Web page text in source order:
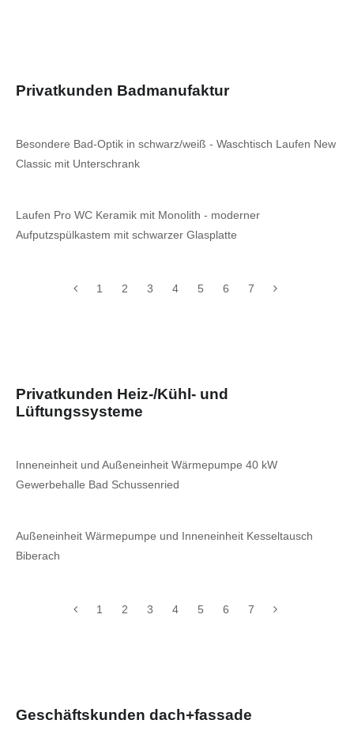
Privatkunden Badmanufaktur
Besondere Bad-Optik in schwarz/weiß - Waschtisch Laufen New
Classic mit Unterschrank
Laufen Pro WC Keramik mit Monolith - moderner
Aufputzspülkastem mit schwarzer Glasplatte
1 2 3 4 5 6 7
Privatkunden Heiz-/Kühl- und
Lüftungssysteme
Inneneinheit und Außeneinheit Wärmepumpe 40 kW
Gewerbehalle Bad Schussenried
Außeneinheit Wärmepumpe und Inneneinheit Kesseltausch
Biberach
1 2 3 4 5 6 7
Geschäftskunden dach+fassade